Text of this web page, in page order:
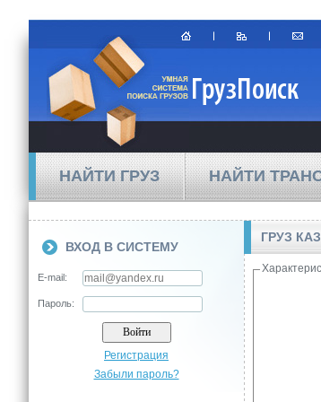
НАЙТИ ГРУЗ НАЙТИ
ВХОД В СИСТЕМУ
E-mail:
Пароль:
Регистрация
Забыли пароль?
ГРУЗ